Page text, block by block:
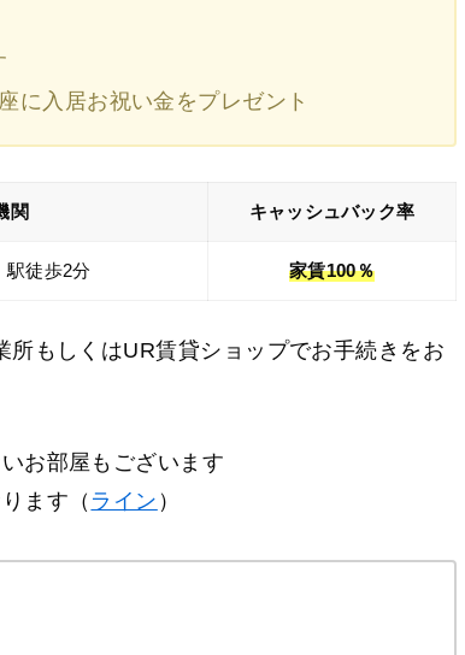
に入居お祝い金をプレゼント
関 キャッシュバック率
駅徒歩2分 家賃100％
もしくはUR賃貸ショップでお手続きをお
お部屋もございます
ます（ ライン ）